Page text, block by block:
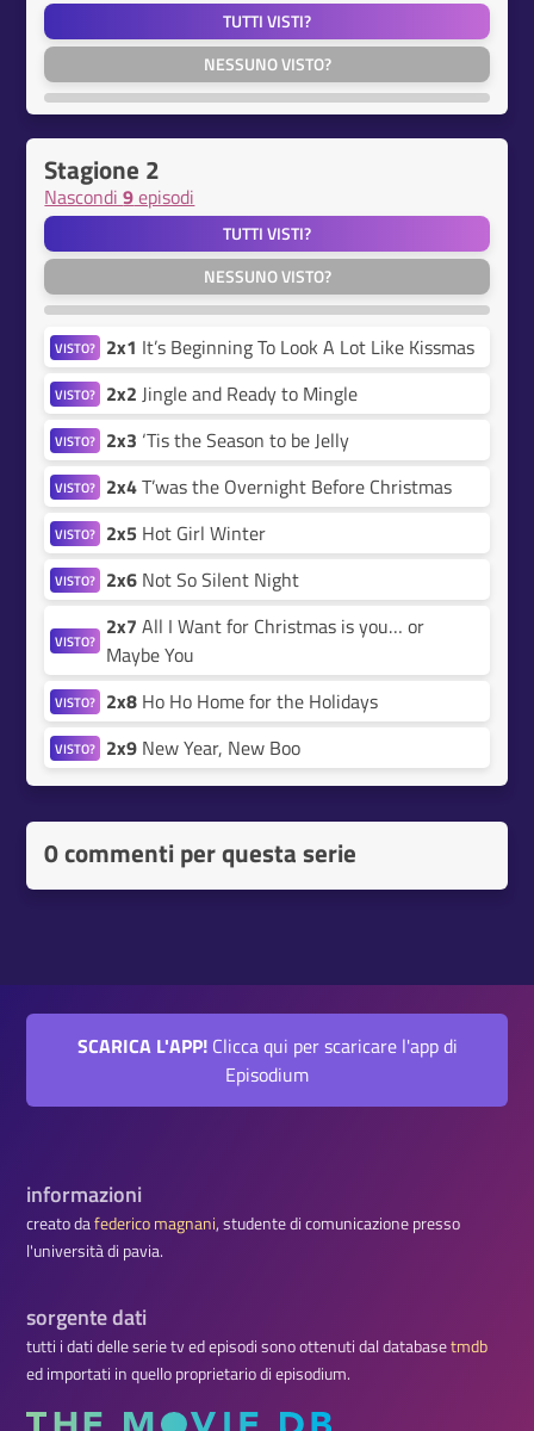
TUTTI VISTI?
NESSUNO VISTO?
Stagione 2
Nascondi9episodi
TUTTI VISTI?
NESSUNO VISTO?
VISTO? 2x1 It’s Beginning To Look A Lot Like Kissmas
VISTO? 2x2 Jingle and Ready to Mingle
VISTO? 2x3 ‘Tis the Season to be Jelly
VISTO? 2x4T’was the Overnight Before Christmas
VISTO? 2x5 Hot Girl Winter
VISTO? 2x6 Not So Silent Night
VISTO? 2x7 All I Want for Christmas is you… or
Maybe You
VISTO? 2x8 Ho Ho Home for the Holidays
VISTO? 2x9 New Year, New Boo
0 commenti per questa serie
SCARICA L'APP!Clicca qui per scaricare l'app di
Episodium
informazioni
creato dafederico magnani, studente di comunicazione presso
l'università di pavia.
sorgente dati
tutti i dati delle serie tv ed episodi sono ottenuti dal databasetmdb
ed importati in quello proprietario di episodium.